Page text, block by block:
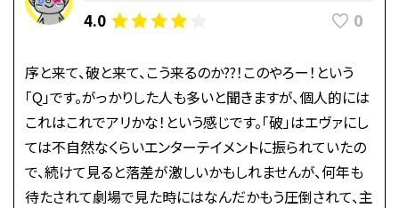
4.0 0
序と来て、破と来て、こう来るのか??！このやろー！という
「Q」です。がっかりした人も多いと聞きますが、個人的には
これはこれでアリかな！という感じです。「破」はエヴァにし
ては不自然なくらいエンターテイメントに振られていたの
で、続けて見ると落差が激しいかもしれませんが、何年も
待たされて劇場で見た時にはなんだかもう圧倒されて、主